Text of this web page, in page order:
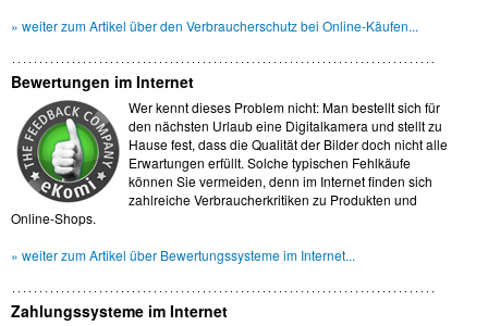
» weiter zum Artikel über den Verbraucherschutz bei Online-Käufen...
Bewertungen im Internet
Wer kennt dieses Problem nicht: Man bestellt sich für
den nächsten Urlaub eine Digitalkamera und stellt zu
Hause fest, dass die Qualität der Bilder doch nicht alle
Erwartungen erfüllt. Solche typischen Fehlkäufe
können Sie vermeiden, denn im Internet finden sich
zahlreiche Verbraucherkritiken zu Produkten und
Online-Shops.
» weiter zum Artikel über Bewertungssysteme im Internet...
Zahlungssysteme im Internet